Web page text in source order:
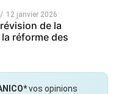
12 janvier 2026
de la
réforme des
vos opinions